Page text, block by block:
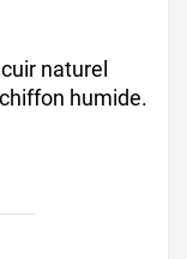
cuir naturel
humide.